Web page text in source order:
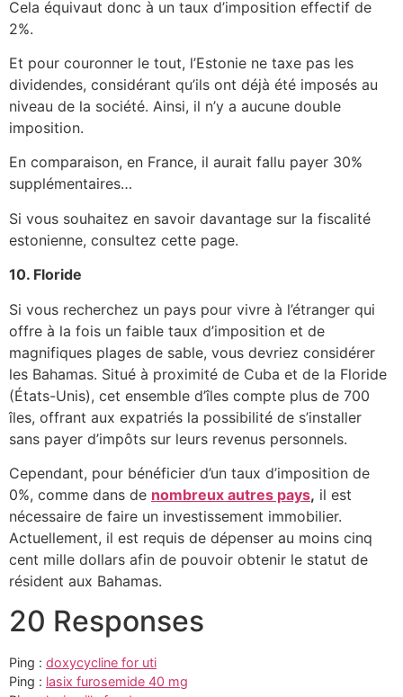
Cela équivaut donc à un taux d’imposition effectif de
2%.
Et pour couronner le tout, l’Estonie ne taxe pas les
dividendes, considérant qu’ils ont déjà été imposés au
niveau de la société. Ainsi, il n’y a aucune double
imposition.
En comparaison, en France, il aurait fallu payer 30%
supplémentaires…
Si vous souhaitez en savoir davantage sur la fiscalité
estonienne, consultez cette page.
10. Floride
Si vous recherchez un pays pour vivre à l’étranger qui
offre à la fois un faible taux d’imposition et de
magnifiques plages de sable, vous devriez considérer
les Bahamas. Situé à proximité de Cuba et de la Floride
(États-Unis), cet ensemble d’îles compte plus de 700
îles, offrant aux expatriés la possibilité de s’installer
sans payer d’impôts sur leurs revenus personnels.
Cependant, pour bénéficier d’un taux d’imposition de
0%, comme dans de nombreux autres pays, il est
nécessaire de faire un investissement immobilier.
Actuellement, il est requis de dépenser au moins cinq
cent mille dollars afin de pouvoir obtenir le statut de
résident aux Bahamas.
20 Responses
Ping : doxycycline for uti
Ping : lasix furosemide 40 mg